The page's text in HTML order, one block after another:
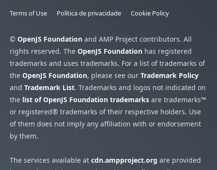
Terms of Use Política de privacidade Cookie Policy
© OpenJS Foundation and AMP Project contributors. All
rights reserved. The OpenJS Foundation has registered
trademarks and uses trademarks. For a list of trademarks of
the OpenJS Foundation, please see our Trademark Policy
and Trademark List. Trademarks and logos not indicated on
the list of OpenJS Foundation trademarks are trademarks™
or registered® trademarks of their respective holders. Use
of them does not imply any affiliation with or endorsement
by them.
The services available at cdn.ampproject.org are provided